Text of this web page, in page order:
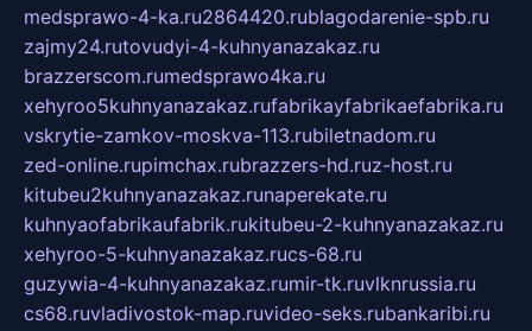
medsprawo-4-ka.ru2864420.rublagodarenie-spb.ru
zajmy24.rutovudyi-4-kuhnyanazakaz.ru
brazzerscom.rumedsprawo4ka.ru
xehyroo5kuhnyanazakaz.rufabrikayfabrikaefabrika.ru
vskrytie-zamkov-moskva-113.rubiletnadom.ru
zed-online.rupimchax.rubrazzers-hd.ruz-host.ru
kitubeu2kuhnyanazakaz.runaperekate.ru
kuhnyaofabrikaufabrik.rukitubeu-2-kuhnyanazakaz.ru
xehyroo-5-kuhnyanazakaz.rucs-68.ru
guzywia-4-kuhnyanazakaz.rumir-tk.ruvlknrussia.ru
cs68.ruvladivostok-map.ruvideo-seks.rubankaribi.ru